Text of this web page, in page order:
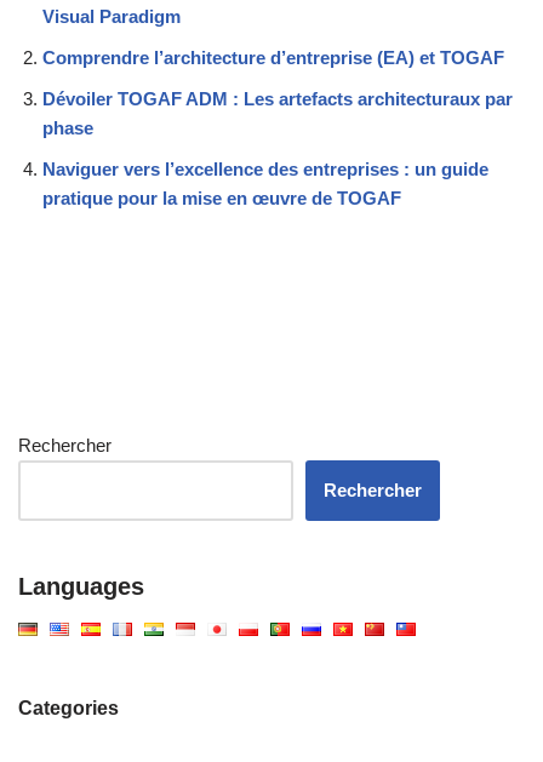
Visual Paradigm
Comprendre l’architecture d’entreprise (EA) et TOGAF
Dévoiler TOGAF ADM : Les artefacts architecturaux par
phase
Naviguer vers l’excellence des entreprises : un guide
pratique pour la mise en œuvre de TOGAF
Rechercher
Rechercher
Languages
Categories